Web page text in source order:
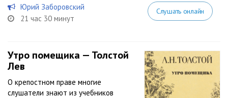
Юрий Заборовский
21 час 30 минут
Слушать онлайн
Утро помещика — Толстой
Лев
О крепостном праве многие
слушатели знают из учебников